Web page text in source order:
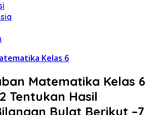
Kelas 6
Matematika Kelas 6
Tentukan Hasil
Bulat Berikut –7